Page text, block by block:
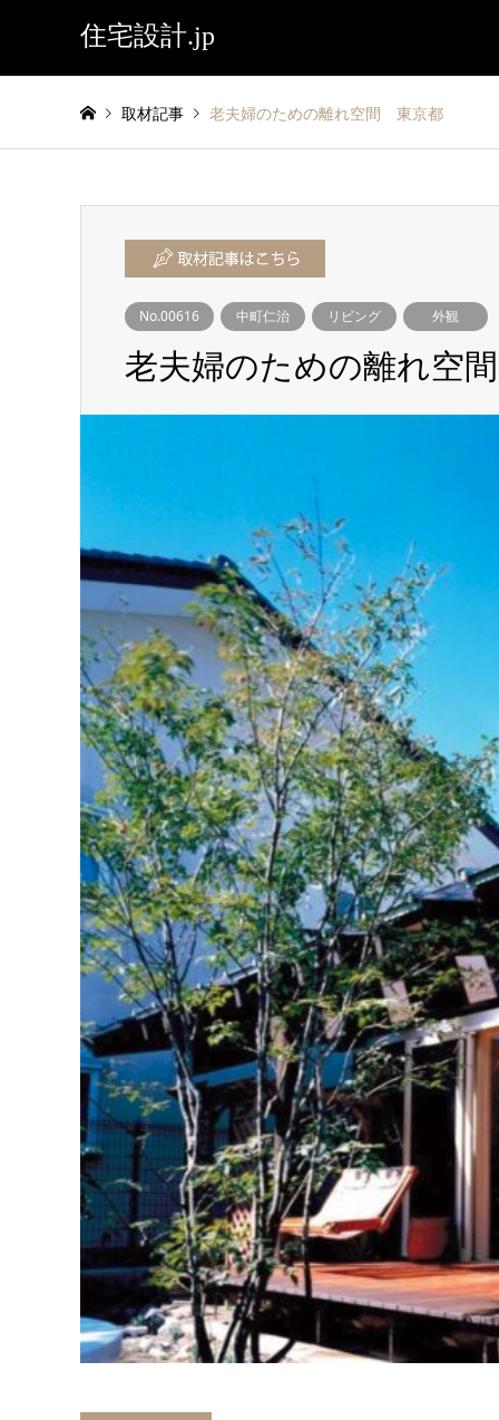
住宅設計.jp
取材記事 老夫婦のための離れ空間 東京都
No.00616 中町仁治 リビング 外観
老夫婦のための離れ空